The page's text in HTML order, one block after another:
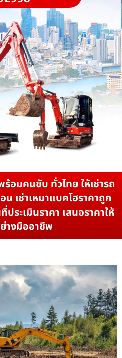
ร้อมคนขับ ทั่วไทย ให้เช่ารถ
น เช่าเหมาแบคโฮราคาถูก
ระเมินราคา เสนอราคาให้
างมืออาชีพ